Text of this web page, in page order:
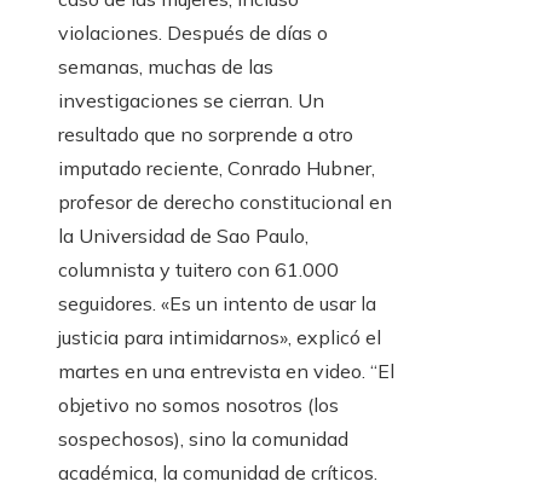
violaciones. Después de días o
semanas, muchas de las
investigaciones se cierran. Un
resultado que no sorprende a otro
imputado reciente, Conrado Hubner,
profesor de derecho constitucional en
la Universidad de Sao Paulo,
columnista y tuitero con 61.000
seguidores. «Es un intento de usar la
justicia para intimidarnos», explicó el
martes en una entrevista en video. “El
objetivo no somos nosotros (los
sospechosos), sino la comunidad
académica, la comunidad de críticos.